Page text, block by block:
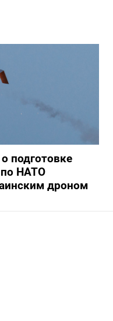
подготовке
по НАТО
дроном